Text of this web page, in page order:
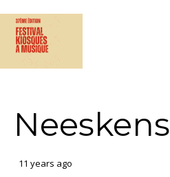
Neeskens
11 years ago